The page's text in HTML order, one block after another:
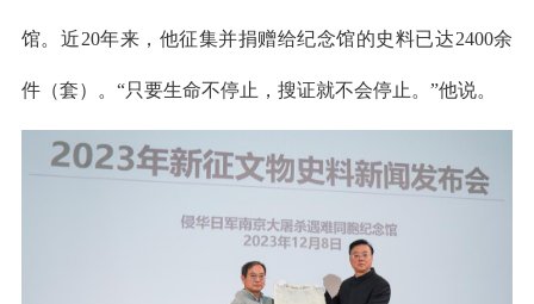
馆。近20年来，他征集并捐赠给纪念馆的史料已达2400余
件（套）。“只要生命不停止，搜证就不会停止。”他说。